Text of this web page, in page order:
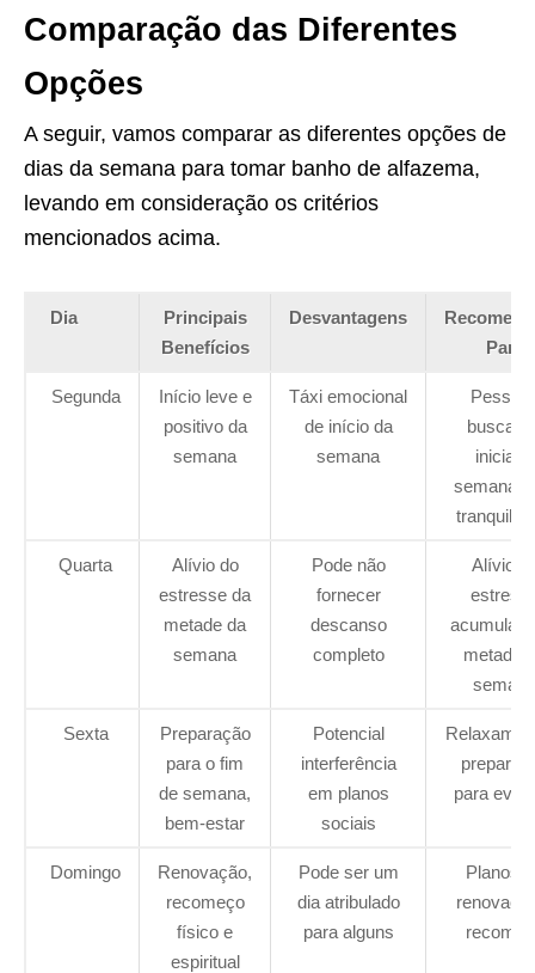
Comparação das Diferentes
Opções
A seguir, vamos comparar as diferentes opções de
dias da semana para tomar banho de alfazema,
levando em consideração os critérios
mencionados acima.
Dia
Principais
Benefícios
Desvantagens
Para
Segunda
Início leve e
positivo da
semana
Táxi emocional
de início da
semana
iniciar a
semana
Quarta
Alívio do
estresse da
metade da
semana
Pode não
fornecer
descanso
completo
Alívio
metade
semana
Sexta
Preparação
para o fim
de semana,
bem-estar
Potencial
interferência
em planos
sociais
para
Domingo
Renovação,
recomeço
físico e
espiritual
Pode ser um
dia atribulado
para alguns
Planos